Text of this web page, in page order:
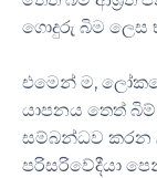
ගොදුරු බිම ලෙස
එමෙන් ම,
යාපනය තෙත්
සම්බන්ධව කරන
පරිසරිවේදීයා